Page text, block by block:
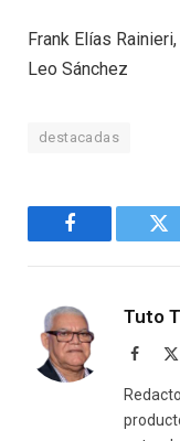
Frank Elías
Leo Sánchez
destacadas
Facebook
Tuto